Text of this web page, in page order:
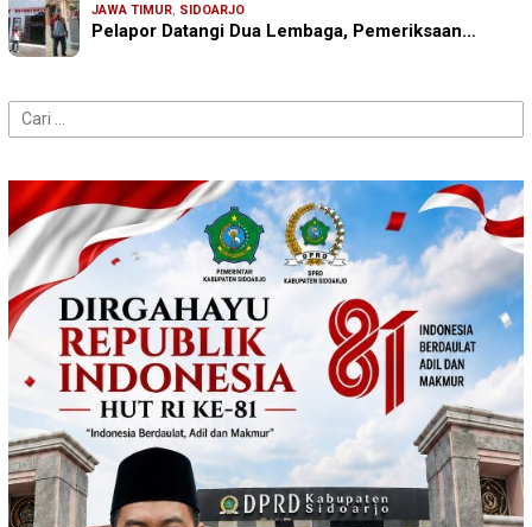
JAWA TIMUR, SIDOARJO
Pelapor Datangi Dua Lembaga, Pemeriksaan…
Cari
untuk: